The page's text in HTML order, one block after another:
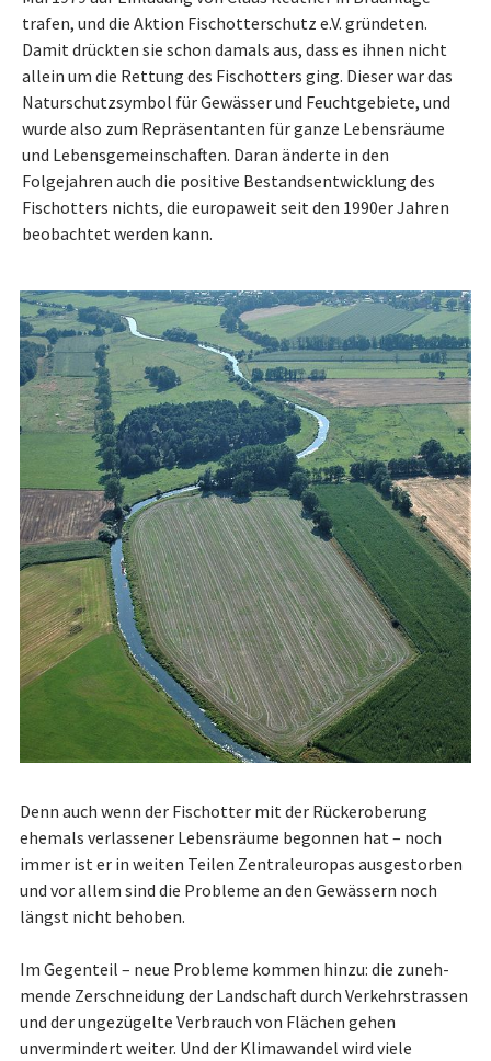
trafen, und die Aktion Fisch­ot­terschutz e.V. gründeten.
Damit drückten sie schon damals aus, dass es ihnen nicht
allein um die Rettung des Fisch­ot­ters ging. Dieser war das
Naturschutzsymbol für Gewässer und Feucht­ge­biete, und
wurde also zum Repräsentanten für ganze Le­bens­räume
und Le­bens­ge­mein­schaf­ten. Daran änderte in den
Folgejahren auch die positive Be­stands­ent­wick­lung des
Fisch­ot­ters nichts, die europaweit seit den 1990er Jahren
beobachtet werden kann.
Denn auch wenn der Fisch­ot­ter mit der Rück­er­obe­rung
ehemals verlassener Le­bens­räume begonnen hat – noch
immer ist er in weiten Teilen Zentraleuropas aus­ge­stor­ben
und vor allem sind die Probleme an den Gewässern noch
längst nicht behoben.
Im Gegenteil – neue Probleme kommen hinzu: die zu­neh­
men­de Zerschneidung der Landschaft durch Verkehrs­tras­sen
und der ungezügelte Verbrauch von Flächen gehen
unvermindert weiter. Und der Kli­ma­wan­del wird viele